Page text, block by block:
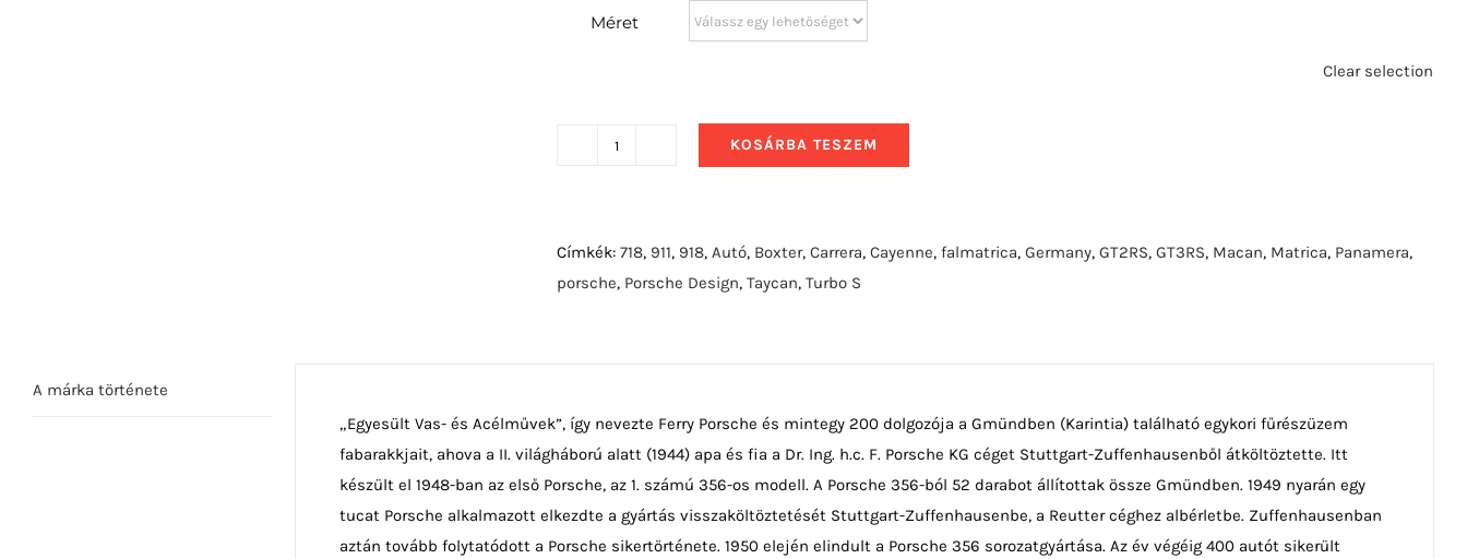
Méret
Clear selection
Turbo
S
KOSÁRBA TESZEM
Címkék: 718, 911, 918, Autó, Boxter, Carrera, Cayenne, falmatrica, Germany, GT2RS, GT3RS, Macan, Matrica, Panamera,
porsche, Porsche Design, Taycan, Turbo S
A márka története
„Egyesült Vas- és Acélművek”, így nevezte Ferry Porsche és mintegy 200 dolgozója a Gmündben (Karintia) található egykori fűrészüzem
fabarakkjait, ahova a II. világháború alatt (1944) apa és fia a Dr. Ing. h.c. F. Porsche KG céget Stuttgart-Zuffenhausenből átköltöztette. Itt
készült el 1948-ban az első Porsche, az 1. számú 356-os modell. A Porsche 356-ból 52 darabot állítottak össze Gmündben. 1949 nyarán egy
tucat Porsche alkalmazott elkezdte a gyártás visszaköltöztetését Stuttgart-Zuffenhausenbe, a Reutter céghez albérletbe. Zuffenhausenban
aztán tovább folytatódott a Porsche sikertörténete. 1950 elején elindult a Porsche 356 sorozatgyártása. Az év végéig 400 autót sikerült